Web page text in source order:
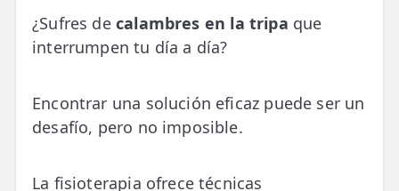
💆‍♀️ Tratamientos
😓 Síntomas
📰 Blog
¿Sufres de calambres en la tripa que
interrumpen tu día a día?
Encontrar una solución eficaz puede ser un
desafío, pero no imposible.
La fisioterapia ofrece técnicas